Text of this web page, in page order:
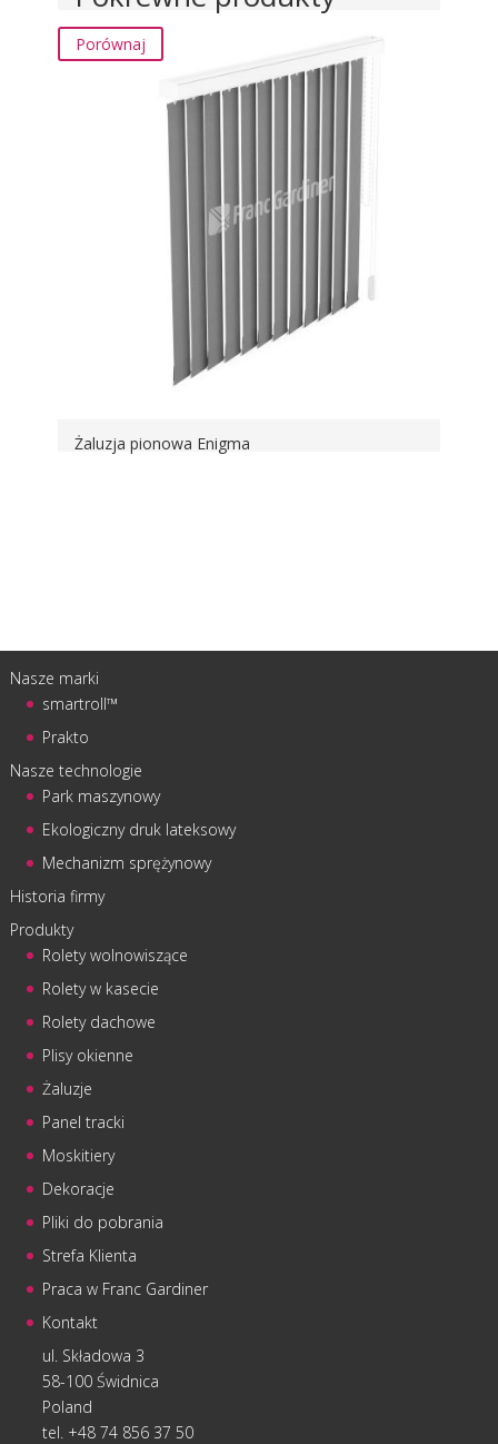
Żaluzja pionowa Enigma
Porównaj
Nasze marki
smartroll™
Prakto
Nasze technologie
Park maszynowy
Ekologiczny druk lateksowy
Mechanizm sprężynowy
Historia firmy
Produkty
Rolety wolnowiszące
Rolety w kasecie
Rolety dachowe
Plisy okienne
Żaluzje
Panel tracki
Moskitiery
Dekoracje
Pliki do pobrania
Strefa Klienta
Praca w Franc Gardiner
Kontakt
ul. Składowa 3
58-100 Świdnica
Poland
tel. +48 74 856 37 50